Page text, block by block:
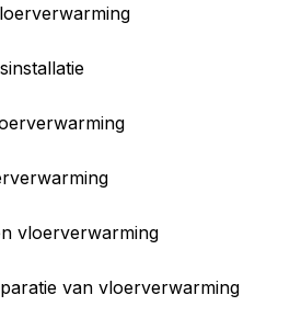
vloerverwarming
van vloerverwarming